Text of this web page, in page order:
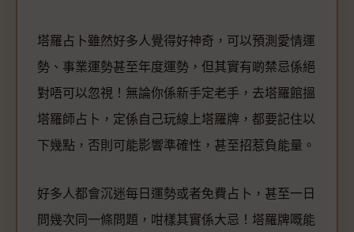
塔羅占卜雖然好多人覺得好神奇，可以預測愛情運
勢、事業運勢甚至年度運勢，但其實有啲禁忌係絕
對唔可以忽視！無論你係新手定老手，去塔羅館搵
塔羅師占卜，定係自己玩線上塔羅牌，都要記住以
下幾點，否則可能影響準確性，甚至招惹負能量。
好多人都會沉迷每日運勢或者免費占卜，甚至一日
問幾次同一條問題，咁樣其實係大忌！塔羅牌嘅能